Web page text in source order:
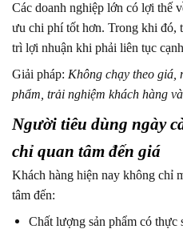
Các doanh nghiệp lớn có lợi thế
ưu chi phí tốt hơn. Trong khi đó,
trì lợi nhuận khi phải liên tục
Giải pháp: Không chạy theo giá,
phẩm, trải nghiệm khách hàng
Người tiêu dùng ngày
chỉ quan tâm đến giá
Khách hàng hiện nay không chỉ
tâm đến:
Chất lượng sản phẩm có thực